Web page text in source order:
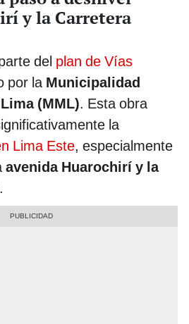
y la Carretera
del plan de Vías
por la Municipalidad
(MML). Esta obra
la
Lima Este, especialmente
avenida Huarochirí y la
.